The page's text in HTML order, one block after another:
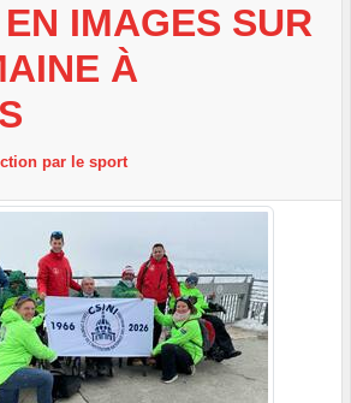
IMAGES SUR
À
par le sport